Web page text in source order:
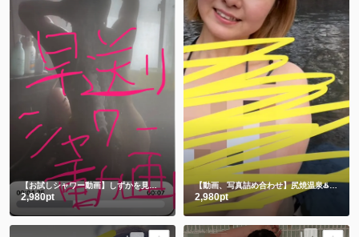
【お試しシャワー動画】しずかを見つけてくれてありがとう🫶
2,980pt
【動画、写真詰め合わせ】尻焼温泉♨️牛さん水着と鬼さん豆まき 恒例飛び込み動画付き🏊
2,980pt